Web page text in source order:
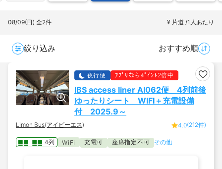
08/09(日) 全2件 ¥ 片道 /1人あたり
絞り込み おすすめ順
夜行便 ｱﾌﾟﾘならﾎﾟｲﾝﾄ2倍中
IBS access liner AI062便 4列前後
ゆったりシート WIFI＋充電設備
付 2025.9～
Limon Bus(アイビーエス) 4.0(212件)
4列 WiFi 充電可 座席指定不可 その他